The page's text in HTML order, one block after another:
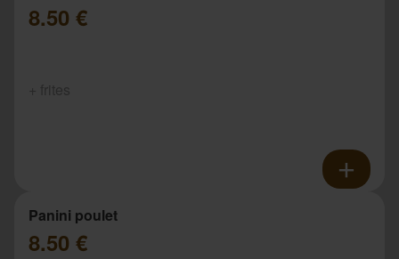
8.50 €
Panini poulet
8.50 €